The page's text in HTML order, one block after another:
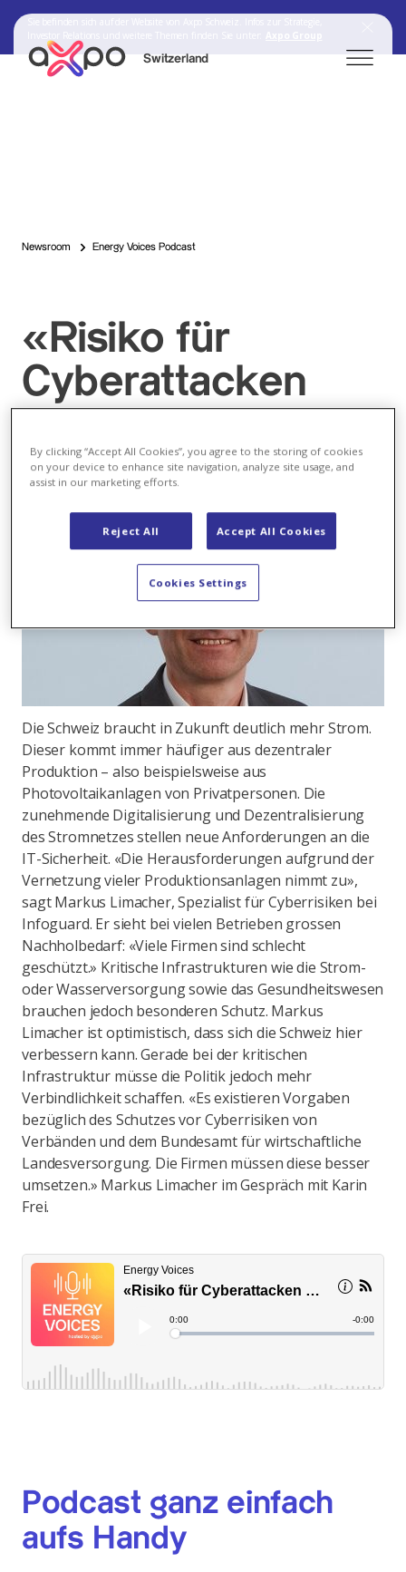
Switzerland
Newsroom Energy Voices Podcast
«Risiko für
Cyberattacken
Die Schweiz braucht in Zukunft deutlich mehr Strom.
Dieser kommt immer häufiger aus dezentraler
Produktion – also beispielsweise aus
Photovoltaikanlagen von Privatpersonen. Die
zunehmende Digitalisierung und Dezentralisierung
des Stromnetzes stellen neue Anforderungen an die
IT-Sicherheit. «Die Herausforderungen aufgrund der
Vernetzung vieler Produktionsanlagen nimmt zu»,
sagt Markus Limacher, Spezialist für Cyberrisiken bei
Infoguard. Er sieht bei vielen Betrieben grossen
Nachholbedarf: «Viele Firmen sind schlecht
geschützt.» Kritische Infrastrukturen wie die Strom-
oder Wasserversorgung sowie das Gesundheitswesen
brauchen jedoch besonderen Schutz. Markus
Limacher ist optimistisch, dass sich die Schweiz hier
verbessern kann. Gerade bei der kritischen
Infrastruktur müsse die Politik jedoch mehr
Verbindlichkeit schaffen. «Es existieren Vorgaben
bezüglich des Schutzes vor Cyberrisiken von
Verbänden und dem Bundesamt für wirtschaftliche
Landesversorgung. Die Firmen müssen diese besser
umsetzen.» Markus Limacher im Gespräch mit Karin
Frei.
Podcast ganz einfach
aufs Handy
By clicking “Accept All Cookies”, you agree to the storing of cookies
on your device to enhance site navigation, analyze site usage, and
assist in our marketing efforts.
Reject All Accept All Cookies
Cookies Settings